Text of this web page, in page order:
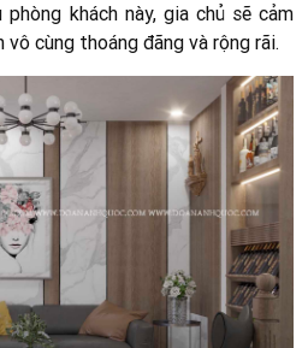
khách này, gia chủ sẽ cảm
cùng thoáng đãng và rộng rãi.